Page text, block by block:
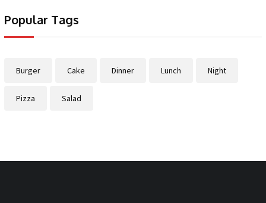
Popular Tags
Burger Cake Dinner Lunch Night
Pizza Salad